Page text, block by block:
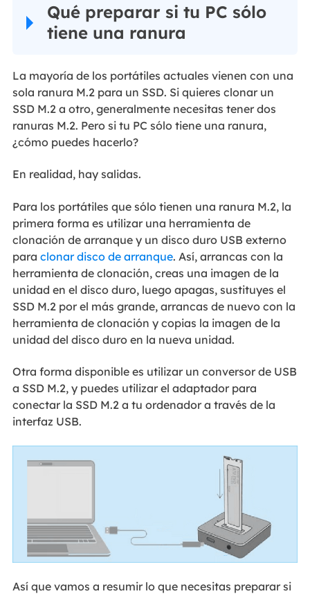
Qué preparar si tu PC sólo
tiene una ranura
La mayoría de los portátiles actuales vienen con una
sola ranura M.2 para un SSD. Si quieres clonar un
SSD M.2 a otro, generalmente necesitas tener dos
ranuras M.2. Pero si tu PC sólo tiene una ranura,
¿cómo puedes hacerlo?
En realidad, hay salidas.
Para los portátiles que sólo tienen una ranura M.2, la
primera forma es utilizar una herramienta de
clonación de arranque y un disco duro USB externo
para clonar disco de arranque. Así, arrancas con la
herramienta de clonación, creas una imagen de la
unidad en el disco duro, luego apagas, sustituyes el
SSD M.2 por el más grande, arrancas de nuevo con la
herramienta de clonación y copias la imagen de la
unidad del disco duro en la nueva unidad.
Otra forma disponible es utilizar un conversor de USB
a SSD M.2, y puedes utilizar el adaptador para
conectar la SSD M.2 a tu ordenador a través de la
interfaz USB.
Así que vamos a resumir lo que necesitas preparar si